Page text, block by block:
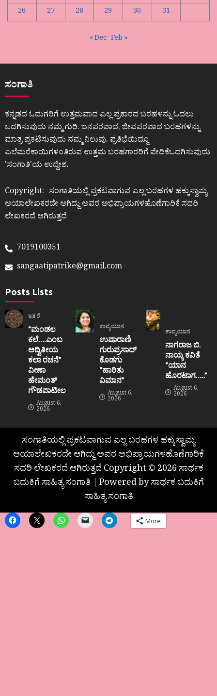
26
27 28 29 30 31
« Dec Feb »
ಸಂಗಾತಿ
ಕನ್ನಡದ ಓದುಗರಿಗೆ ಉತ್ತಮವಾದ ಎಲ್ಲ ಪ್ರಕಾರದ ಬರಹಳನ್ನು ಓದಲು
ಒದಗಿಸುವುದು ನಮ್ಮ ಗುರಿ. ಜನಪರವಾದ, ಜೀವಪರವಾದ ಬರಹಗಳನ್ನು
ಮಾತ್ರ ಪ್ರಕಟಿಸುವುದು ನಮ್ಮ ನಿಲುವು. ಪ್ರತಿಭೆಯಿದ್ದೂ
ಎಲೆಮರೆಕಾಯಿಗಳಂತಿರುವ ಉತ್ತಮ ಬರಹಗಾರರಿಗೆ ವೇದಿಕೆಒದಗಿಸುವುದು
ʼಸಂಗಾತಿʼಯ ಉದ್ದೇಶ.
Copyright:- ಸಂಗಾತಿಯಲ್ಲಿ ಪ್ರಕಟವಾಗುವ ಎಲ್ಲ ಬರಹಗಳ ಹಕ್ಕುಸ್ವಾಮ್ಯ
ಆಯಾಲೇಖಕರದೇ ಆಗಿದ್ದು ಅವರ ಅಭಿಪ್ರಾಯಗಳಹೊಣೆಗಾರಿಕೆ ಸದರಿ
ಲೇಖಕರದೆ ಆಗಿರುತ್ತದೆ
7019100351
sangaatipatrike@gmail.com
Posts Lists
ಇತರೆ
“ಮಂಡಲ
ಕಲೆ….ಎಂಬ
ಅದ್ವಿತೀಯ
ಕಲಾ ರಚನೆ”‌
ವೀಣಾ
ಹೇಮಂತ್‌
ಗೌಡಪಾಟೀಲ
August 6,
2026
ಕಾವ್ಯಯಾನ
ಉಷಾರಾಣಿ
ಗುರುಪ್ರಸಾದ್
ಕೊಡಗು
“ಹಾರಿತು
ವಿಮಾನ”
August 6,
2026
ಕಾವ್ಯಯಾನ
ನಾಗರಾಜ ಬಿ.
ನಾಯ್ಕ ಕವಿತೆ
“ಯಾನ
ಹೊರಟಾಗ…..”
August 6,
2026
ಸಂಗಾತಿಯಲ್ಲಿ ಪ್ರಕಟವಾಗುವ ಎಲ್ಲ ಬರಹಗಳ ಹಕ್ಕುಸ್ವಾಮ್ಯ
ಆಯಾಲೇಖಕರದೇ ಆಗಿದ್ದು ಅವರ ಅಭಿಪ್ರಾಯಗಳಹೊಣೆಗಾರಿಕೆ
ಸದರಿ ಲೇಖಕರದೆ ಆಗಿರುತ್ತದೆ Copyright © 2026 ಸಾರ್ಥಕ
ಬದುಕಿಗೆ ಸಾಹಿತ್ಯ ಸಂಗಾತಿ | Powered by ಸಾರ್ಥಕ ಬದುಕಿಗೆ
ಸಾಹಿತ್ಯ ಸಂಗಾತಿ
More